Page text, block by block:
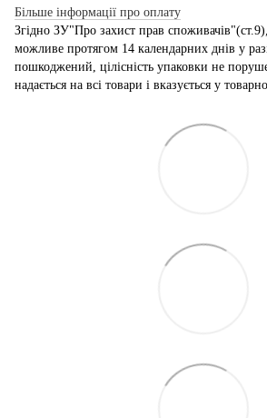
Більше інформації про оплату
Згідно ЗУ"Про захист прав
можливе протягом 14 календарних днів у
пошкоджений, цілісність упаковки не
надається на всі товари і вказується у